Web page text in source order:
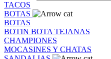
TACOS
BOTAS
BOTAS
BOTIN BOTA TEJANAS
CHAMPIONES
MOCASINES Y CHATAS